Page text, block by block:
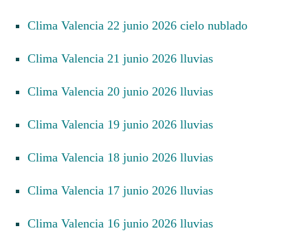
Clima Valencia 22 junio 2026 cielo nublado
Clima Valencia 21 junio 2026 lluvias
Clima Valencia 20 junio 2026 lluvias
Clima Valencia 19 junio 2026 lluvias
Clima Valencia 18 junio 2026 lluvias
Clima Valencia 17 junio 2026 lluvias
Clima Valencia 16 junio 2026 lluvias